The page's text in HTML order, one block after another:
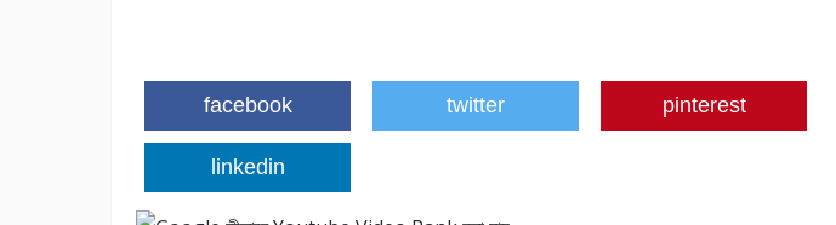
facebook twitter pinterest
linkedin